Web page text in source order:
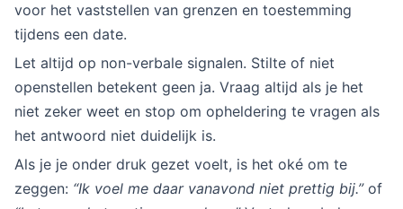
voor het vaststellen van grenzen en toestemming
tijdens een date.
Let altijd op non-verbale signalen. Stilte of niet
openstellen betekent geen ja. Vraag altijd als je het
niet zeker weet en stop om opheldering te vragen als
het antwoord niet duidelijk is.
Als je je onder druk gezet voelt, is het oké om te
zeggen: “Ik voel me daar vanavond niet prettig bij.”of